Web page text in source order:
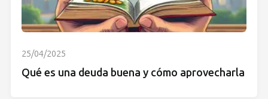
25/04/2025
Qué es una deuda buena y cómo aprovecharla